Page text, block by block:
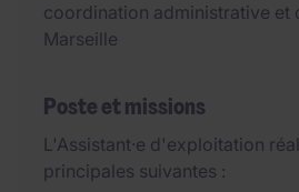
coordination administrative et
Marseille
Poste et missions
L'Assistant·e d'exploitation
principales suivantes :